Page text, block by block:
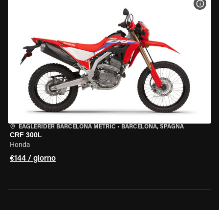
EAGLERIDER BARCELONA METRIC • BARCELONA, SPAGNA
CRF 300L
Honda
€144 / giorno